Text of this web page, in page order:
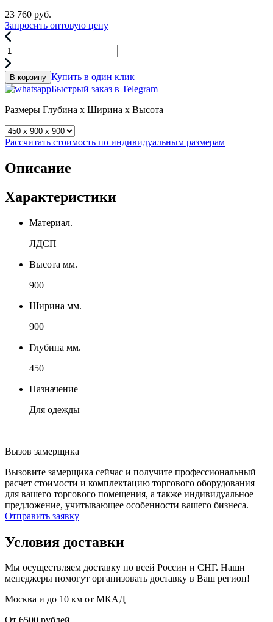
23 760 руб.
Запросить оптовую цену
В корзину Купить в один клик
Быстрый заказ в Telegram
Размеры Глубина x Ширина x Высота
Рассчитать стоимость по индивидуальным размерам
Описание
Характеристики
Материал.
ЛДСП
Высота мм.
900
Ширина мм.
900
Глубина мм.
450
Назначение
Для одежды
Вызов замерщика
Вызовите замерщика сейчас и получите профессиональный
расчет стоимости и комплектацию торгового оборудования
для вашего торгового помещения, а также индивидуальное
предложение, учитывающее особенности вашего бизнеса.
Отправить заявку
Условия доставки
Мы осуществляем доставку по всей России и СНГ. Наши
менеджеры помогут организовать доставку в Ваш регион!
Москва и до 10 км от МКАД